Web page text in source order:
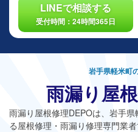
LINEで相談する
受付時間：24時間365日
岩手県軽米町
雨漏り屋
雨漏り屋根修理DEPOは、岩手
る屋根修理・雨漏り修理専門業者